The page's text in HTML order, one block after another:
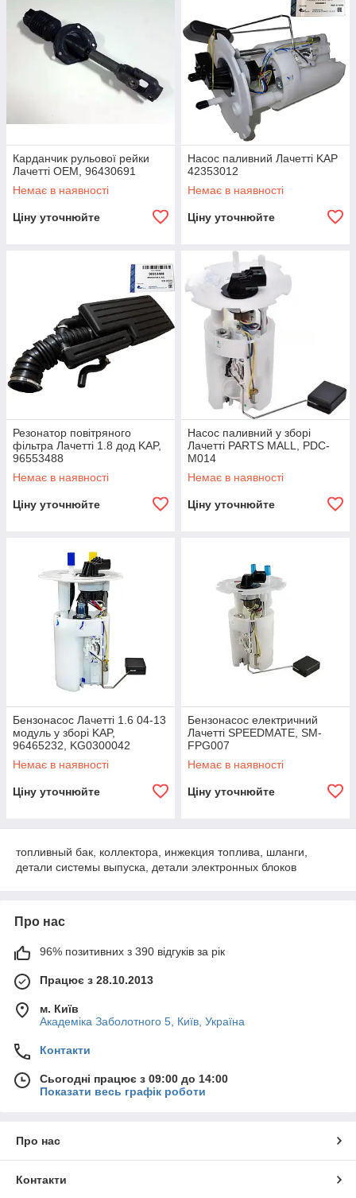
Карданчик рульової рейки
Лачетті OEM, 96430691
Немає в наявності
Ціну уточнюйте
Насос паливний Лачетті KAP
42353012
Немає в наявності
Ціну уточнюйте
Резонатор повітряного
фільтра Лачетті 1.8 дод KAP,
96553488
Немає в наявності
Ціну уточнюйте
Насос паливний у зборі
Лачетті PARTS MALL, PDC-
M014
Немає в наявності
Ціну уточнюйте
Бензонасос Лачетті 1.6 04-13
модуль у зборі KAP,
96465232, KG0300042
Немає в наявності
Ціну уточнюйте
Бензонасос електричний
Лачетті SPEEDMATE, SM-
FPG007
Немає в наявності
Ціну уточнюйте
топливный бак, коллектора, инжекция топлива, шланги,
детали системы выпуска, детали электронных блоков
Про нас
96% позитивних з 390 відгуків за рік
Працює з 28.10.2013
м. Київ
Академіка Заболотного 5, Київ, Україна
Контакти
Сьогодні працює з 09:00 до 14:00
Показати весь графік роботи
Про нас
Контакти